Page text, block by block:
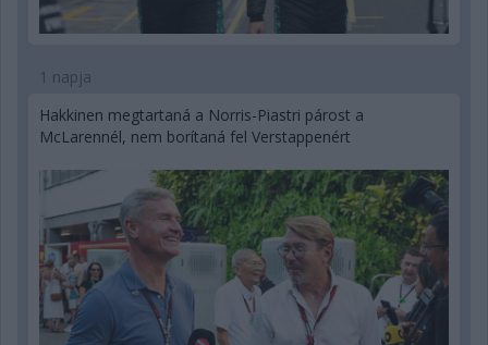
1 napja
Hakkinen megtartaná a Norris-Piastri párost a
McLarennél, nem borítaná fel Verstappenért